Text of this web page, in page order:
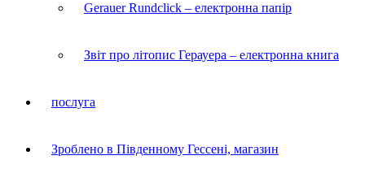
Gerauer Rundclick – електронна папір
Звіт про літопис Герауера – електронна книга
послуга
Зроблено в Південному Гессені, магазин